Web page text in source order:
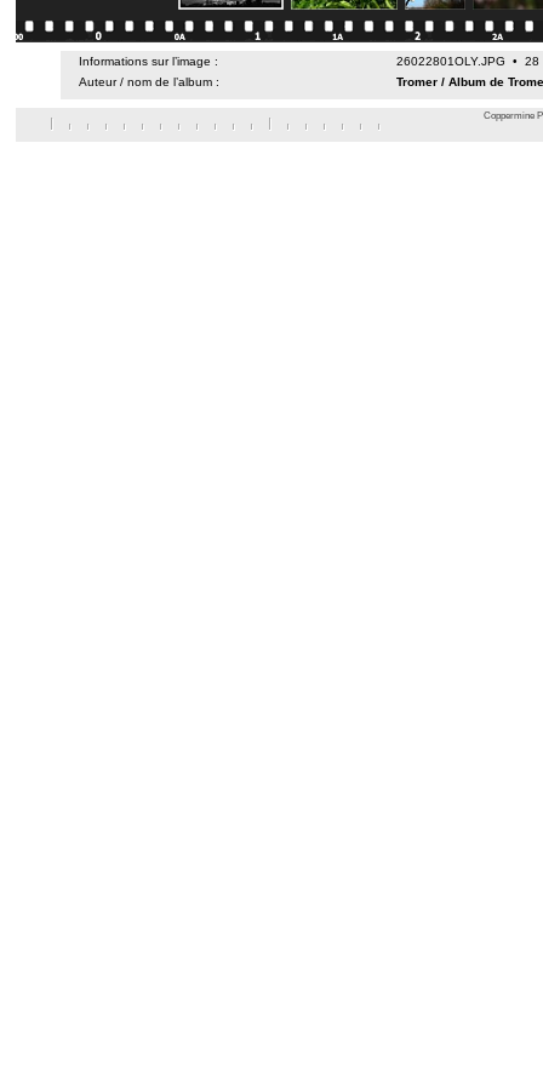
Informations sur l’image :
26022801OLY.JPG •
Auteur / nom de l’album :
Tromer / Album de
Coppermine